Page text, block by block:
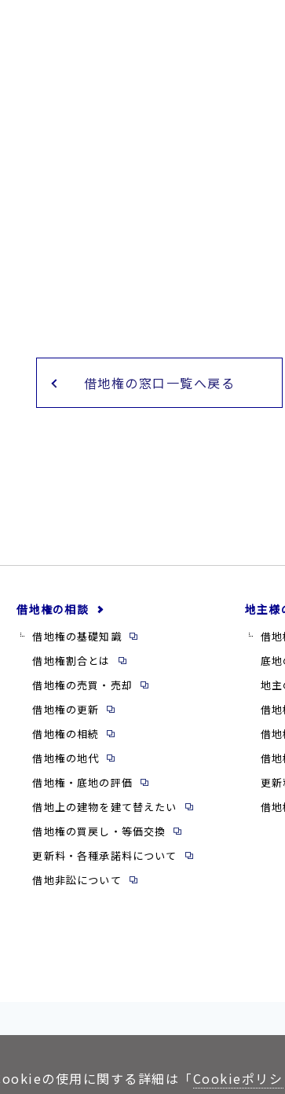
借地権の窓口一覧へ戻る
借地権の相談
借地権の基礎知識
借地権割合とは
借地権の売買・売却
借地権の更新
借地権の相続
借地権の地代
借地権・底地の評価
借地上の建物を建て替えたい
借地権の買戻し・等価交換
更新料・各種承諾料について
借地非訟について
地主様
借
底
地
借
借
借
更
借
の使用に関する詳細は「Cookieポリシ